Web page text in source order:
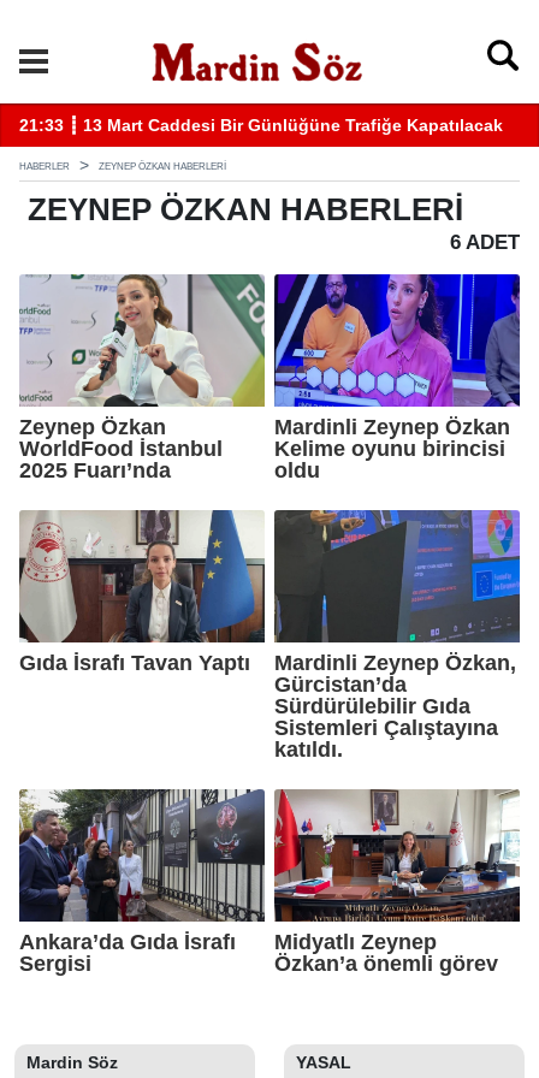
21:33 ┋ 13 Mart Caddesi Bir Günlüğüne Trafiğe Kapatılacak
HABERLER ZEYNEP ÖZKAN HABERLERI
ZEYNEP ÖZKAN HABERLERI
6 ADET
Zeynep Özkan
WorldFood İstanbul
2025 Fuarı’nda
Mardinli Zeynep Özkan
Kelime oyunu birincisi
oldu
Gıda İsrafı Tavan Yaptı
Mardinli Zeynep Özkan,
Gürcistan’da
Sürdürülebilir Gıda
Sistemleri Çalıştayına
katıldı.
Ankara’da Gıda İsrafı
Sergisi
Midyatlı Zeynep
Özkan’a önemli görev
Mardin Söz YASAL